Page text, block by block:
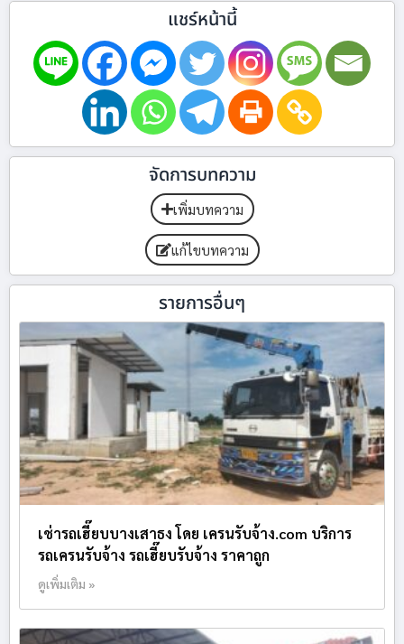
แชร์หน้านี้
จัดการบทความ
เพิ่มบทความ
แก้ไขบทความ
รายการอื่นๆ
เช่ารถเฮี๊ยบบางเสาธง โดย เครนรับจ้าง.com บริการ
รถเครนรับจ้าง รถเฮี๊ยบรับจ้าง ราคาถูก
ดูเพิ่มเติม »